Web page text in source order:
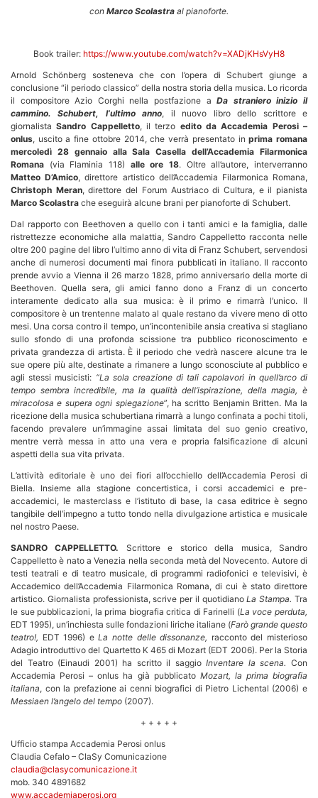
con Marco Scolastra al pianoforte.
Book trailer: https://www.youtube.com/watch?v=XADjKHsVyH8
Arnold Schönberg sosteneva che con l’opera di Schubert giunge a
conclusione “il periodo classico” della nostra storia della musica. Lo ricorda
il compositore Azio Corghi nella postfazione aDa straniero inizio il
cammino. Schubert, l’ultimo anno, il nuovo libro dello scrittore e
giornalistaSandro Cappelletto, il terzo edito da Accademia Perosi –
onlus, uscito a fine ottobre 2014, che verrà presentato inprima romana
mercoledì 28 gennaio alla Sala Casella dell’Accademia Filarmonica
Romana (via Flaminia 118) alle ore 18. Oltre all’autore, interverranno
Matteo D’Amico, direttore artistico dell’Accademia Filarmonica Romana,
Christoph Meran, direttore del Forum Austriaco di Cultura, e il pianista
Marco Scolastra che eseguirà alcune brani per pianoforte di Schubert.
Dal rapporto con Beethoven a quello con i tanti amici e la famiglia, dalle
ristrettezze economiche alla malattia, Sandro Cappelletto racconta nelle
oltre 200 pagine del libro l’ultimo anno di vita di Franz Schubert, servendosi
anche di numerosi documenti mai finora pubblicati in italiano. Il racconto
prende avvio a Vienna il 26 marzo 1828, primo anniversario della morte di
Beethoven. Quella sera, gli amici fanno dono a Franz di un concerto
interamente dedicato alla sua musica: è il primo e rimarrà l’unico. Il
compositore è un trentenne malato al quale restano da vivere meno di otto
mesi. Una corsa contro il tempo, un’incontenibile ansia creativa si stagliano
sullo sfondo di una profonda scissione tra pubblico riconoscimento e
privata grandezza di artista. È il periodo che vedrà nascere alcune tra le
sue opere più alte, destinate a rimanere a lungo sconosciute al pubblico e
agli stessi musicisti: “La sola creazione di tali capolavori in quell’arco di
tempo sembra incredibile, ma la qualità dell’ispirazione, della magia, è
miracolosa e supera ogni spiegazione”, ha scritto Benjamin Britten. Ma la
ricezione della musica schubertiana rimarrà a lungo confinata a pochi titoli,
facendo prevalere un’immagine assai limitata del suo genio creativo,
mentre verrà messa in atto una vera e propria falsificazione di alcuni
aspetti della sua vita privata.
L’attività editoriale è uno dei fiori all’occhiello dell’Accademia Perosi di
Biella. Insieme alla stagione concertistica, i corsi accademici e pre-
accademici, le masterclass e l’istituto di base, la casa editrice è segno
tangibile dell’impegno a tutto tondo nella divulgazione artistica e musicale
nel nostro Paese.
SANDRO CAPPELLETTO. Scrittore e storico della musica, Sandro
Cappelletto è nato a Venezia nella seconda metà del Novecento. Autore di
testi teatrali e di teatro musicale, di programmi radiofonici e televisivi, è
Accademico dell’Accademia Filarmonica Romana, di cui è stato direttore
artistico. Giornalista professionista, scrive per il quotidianoLa Stampa.Tra
le sue pubblicazioni, la prima biografia critica di Farinelli (La voce perduta,
EDT 1995), un’inchiesta sulle fondazioni liriche italiane (Farò grande questo
teatro!, EDT 1996) eLa notte delle dissonanze, racconto del misterioso
Adagio introduttivo del Quartetto K 465 di Mozart (EDT 2006). Per la Storia
del Teatro (Einaudi 2001) ha scritto il saggioInventare la scena.Con
Accademia Perosi – onlus ha già pubblicato Mozart, la prima biografia
italiana, con la prefazione ai cenni biografici di Pietro Lichental (2006) e
Messiaen l’angelo del tempo (2007).
+ + + + +
Ufficio stampa Accademia Perosi onlus
Claudia Cefalo – ClaSy Comunicazione
claudia@clasycomunicazione.it
mob. 340 4891682
www.accademiaperosi.org